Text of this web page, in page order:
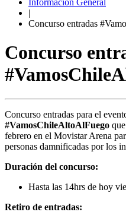
Información General
|
Concurso entradas
Concurso
Concurso entradas para el
#VamosChileAltoAlFuego
febrero en el Movistar Arena
personas damnificadas por los
Duración del concurso:
Hasta las 14hrs de hoy
Retiro de entradas: